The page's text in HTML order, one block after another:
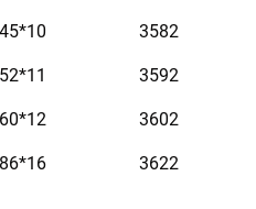
животного.
потускнеет.
3582
3592
3602
3622